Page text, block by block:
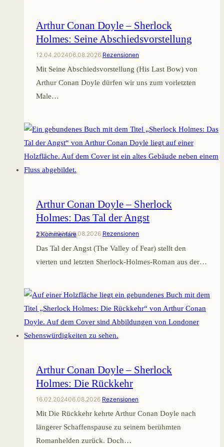
Arthur Conan Doyle – Sherlock
Holmes: Seine Abschiedsvorstellung
12.04.202406.08.2026 Rezensionen
Mit Seine Abschiedsvorstellung (His Last Bow) von
Arthur Conan Doyle dürfen wir uns zum vorletzten
Male…
Arthur Conan Doyle – Sherlock
Holmes: Das Tal der Angst
15.03.202406.08.2026 Rezensionen
2 Kommentare
Das Tal der Angst (The Valley of Fear) stellt den
vierten und letzten Sherlock-Holmes-Roman aus der…
Arthur Conan Doyle – Sherlock
Holmes: Die Rückkehr
16.02.202406.08.2026 Rezensionen
Mit Die Rückkehr kehrte Arthur Conan Doyle nach
längerer Schaffenspause zu seinem berühmten
Romanhelden zurück. Doch…